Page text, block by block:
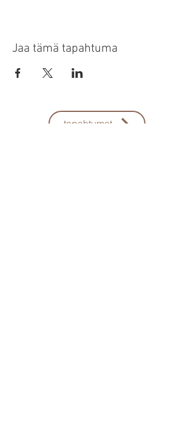
Jaa tämä tapahtuma
tapahtumat